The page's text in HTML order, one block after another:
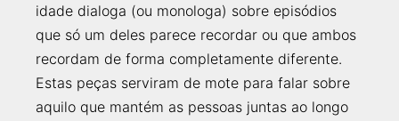
idade dialoga (ou monologa) sobre episódios
que só um deles parece recordar ou que ambos
recordam de forma completamente diferente.
Estas peças serviram de mote para falar sobre
aquilo que mantém as pessoas juntas ao longo